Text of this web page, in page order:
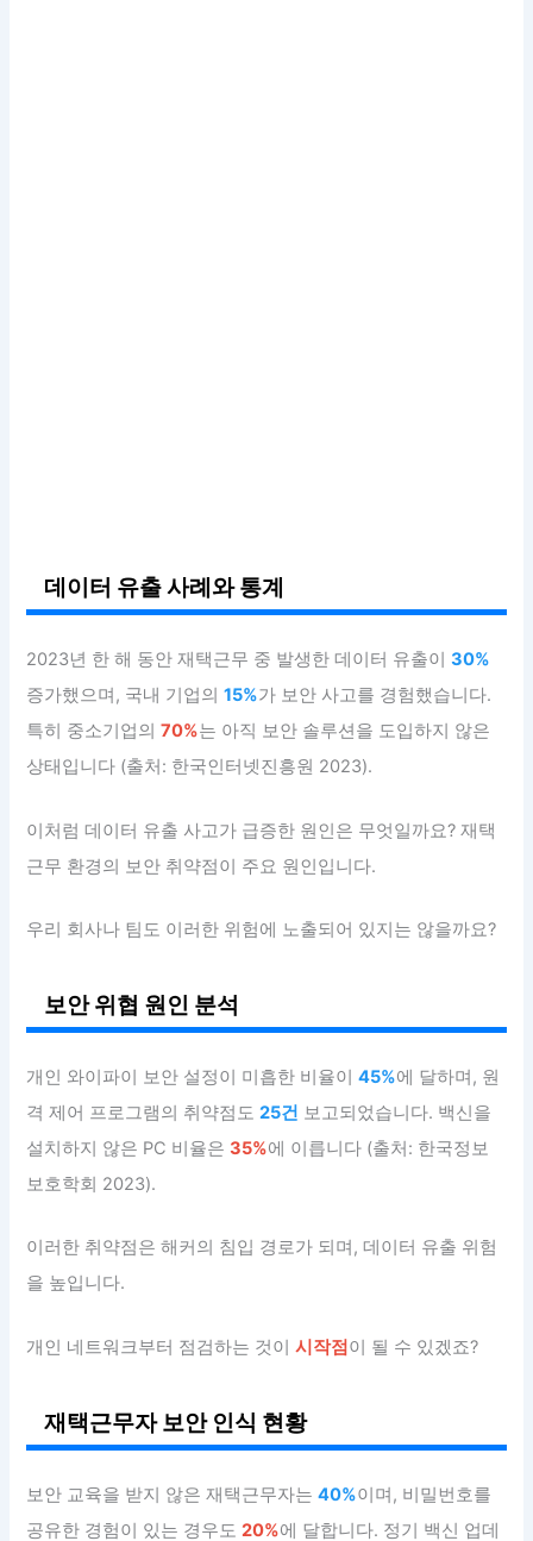
데이터 유출 사례와 통계
2023년 한 해 동안 재택근무 중 발생한 데이터 유출이30%
증가했으며, 국내 기업의15%가 보안 사고를 경험했습니다.
특히 중소기업의70%는 아직 보안 솔루션을 도입하지 않은
상태입니다 (출처: 한국인터넷진흥원 2023).
이처럼 데이터 유출 사고가 급증한 원인은 무엇일까요? 재택
근무 환경의 보안 취약점이 주요 원인입니다.
우리 회사나 팀도 이러한 위험에 노출되어 있지는 않을까요?
보안 위협 원인 분석
개인 와이파이 보안 설정이 미흡한 비율이45%에 달하며, 원
격 제어 프로그램의 취약점도25건 보고되었습니다. 백신을
설치하지 않은 PC 비율은35%에 이릅니다 (출처: 한국정보
보호학회 2023).
이러한 취약점은 해커의 침입 경로가 되며, 데이터 유출 위험
을 높입니다.
개인 네트워크부터 점검하는 것이시작점이 될 수 있겠죠?
재택근무자 보안 인식 현황
보안 교육을 받지 않은 재택근무자는40%이며, 비밀번호를
공유한 경험이 있는 경우도20%에 달합니다. 정기 백신 업데